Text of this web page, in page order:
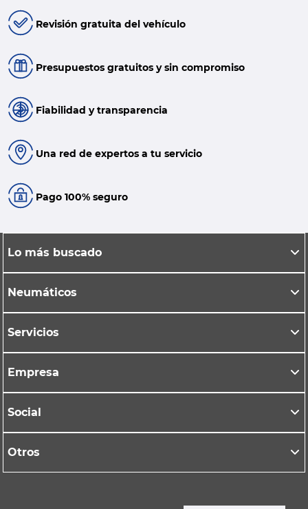
Revisión gratuita del vehículo
Presupuestos gratuitos y sin compromiso
Fiabilidad y transparencia
Una red de expertos a tu servicio
Pago 100% seguro
Lo más buscado
Neumáticos
Servicios
Empresa
Social
Otros